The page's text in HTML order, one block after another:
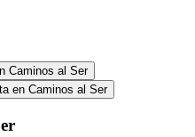
Caminos al Ser
en Caminos al Ser